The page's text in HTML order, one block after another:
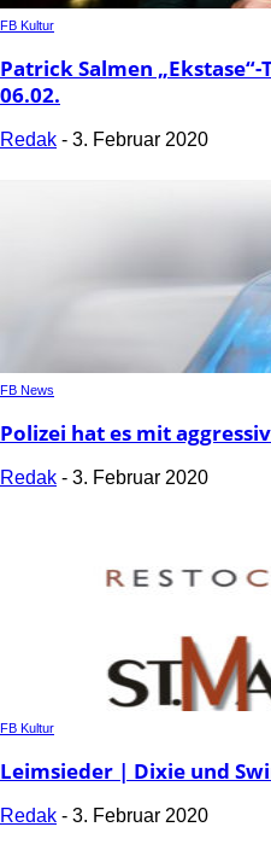
FB Kultur
Patrick Salmen
06.02.
Redak - 3. Februar 2020
FB News
Polizei hat es mit
Redak - 3. Februar 2020
FB Kultur
Leimsieder | Dixie und
Redak - 3. Februar 2020